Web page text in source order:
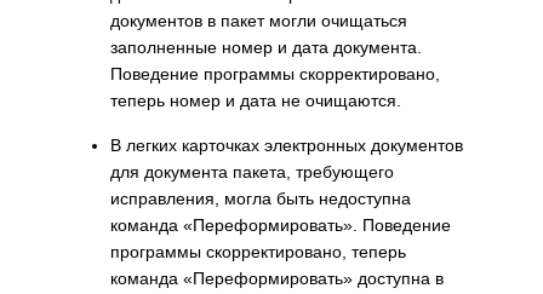
документов в пакет могли очищаться
заполненные номер и дата документа.
Поведение программы скорректировано,
теперь номер и дата не очищаются.
В легких карточках электронных документов
для документа пакета, требующего
исправления, могла быть недоступна
команда «Переформировать». Поведение
программы скорректировано, теперь
команда «Переформировать» доступна в